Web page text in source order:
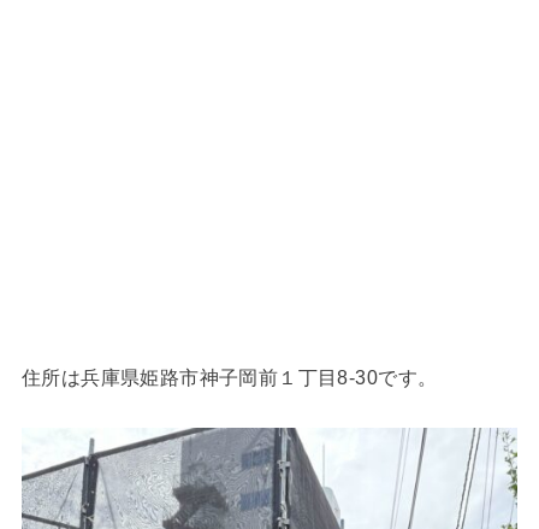
住所は兵庫県姫路市神子岡前１丁目8-30です。